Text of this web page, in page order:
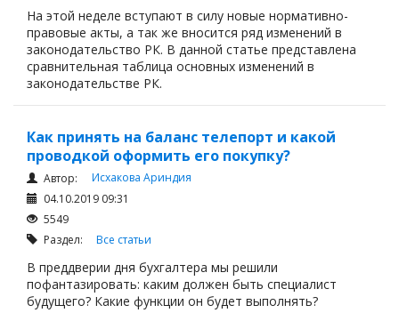
На этой неделе вступают в силу новые нормативно-
правовые акты, а так же вносится ряд изменений в
законодательство РК. В данной статье представлена
сравнительная таблица основных изменений в
законодательстве РК.
Как принять на баланс телепорт и какой
проводкой оформить его покупку?
Автор:
Исхакова Ариндия
04.10.2019 09:31
5549
Раздел: Все статьи
В преддверии дня бухгалтера мы решили
пофантазировать: каким должен быть специалист
будущего? Какие функции он будет выполнять?